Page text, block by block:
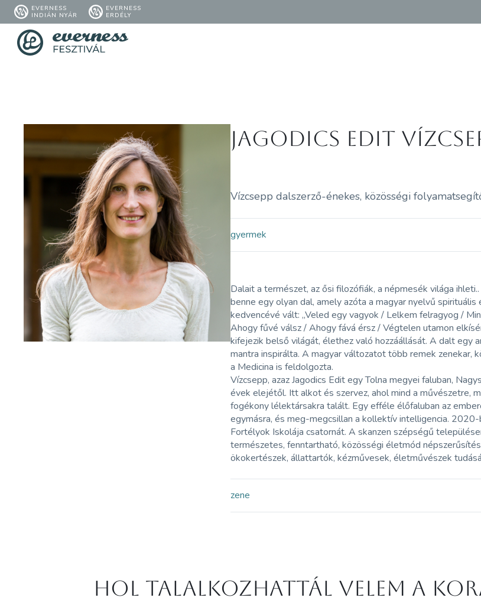
EVERNESS
INDIÁN NYÁR
EVERNESS
ERDÉLY
Jagodics Edit
Vízcsepp dalszerző-énekes, közösségi
gyermek
Dalait a természet, az ősi filozófiák, a népmesék világa
benne egy olyan dal, amely azóta a magyar nyelvű
kedvencévé vált: „Veled egy vagyok / Lelkem felragyog /
Ahogy fűvé válsz / Ahogy fává érsz / Végtelen utamon
kifejezik belső világát, élethez való hozzáállását. A dalt egy
mantra inspirálta. A magyar változatot több remek zenekar,
a Medicina is feldolgozta.
Vízcsepp, azaz Jagodics Edit egy Tolna megyei faluban,
évek elejétől. Itt alkot és szervez, ahol mind a művészetre,
fogékony lélektársakra talált. Egy efféle élőfaluban az
egymásra, és meg-megcsillan a kollektív intelligencia.
Fortélyok Iskolája csatornát. A skanzen szépségű
természetes, fenntartható, közösségi életmód
ökokertészek, állattartók, kézművesek, életművészek
zene
Hol Talalkozhattál velem a